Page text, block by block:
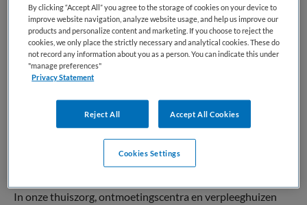
Deze vacature Helpende | Verpleeghuis de Ommedijk bij
ActiVite is niet meer actueel. Hieronder staan enkele
vergelijkbare vacatures die voor u wellicht interessant zijn.
In onze thuiszorg, ontmoetingscentra en verpleeghuizen
By clicking “Accept All” you agree to the storage of cookies on your device to
improve website navigation, analyze website usage, and help us improve our
products and personalize content and marketing. If you choose to reject the
cookies, we only place the strictly necessary and analytical cookies. These do
not record any information about you as a person. You can indicate this under
"manage preferences"
Privacy Statement
Reject All Accept All Cookies
Cookies Settings